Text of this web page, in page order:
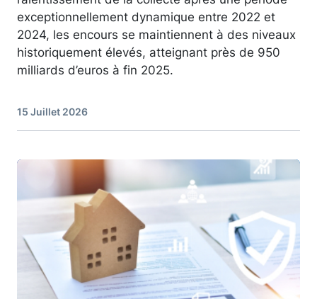
exceptionnellement dynamique entre 2022 et
2024, les encours se maintiennent à des niveaux
historiquement élevés, atteignant près de 950
milliards d’euros à fin 2025.
15 Juillet 2026